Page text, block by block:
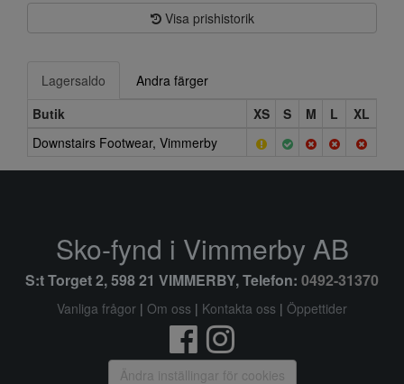
Visa prishistorik
Lagersaldo
Andra färger
Butik
XS S M L
XL
Downstairs Footwear, Vimmerby
Sko-fynd i Vimmerby AB
S:t Torget 2, 598 21 VIMMERBY, Telefon: 0492-31370
Vanliga frågor | Om oss | Kontakta oss | Öppettider
Ändra inställingar för cookies